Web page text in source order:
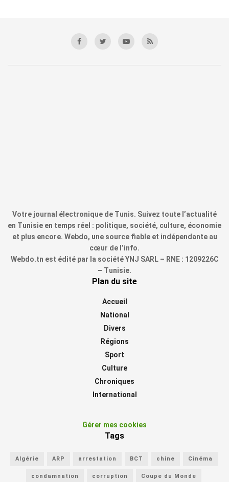
Votre journal électronique de Tunis. Suivez toute l’actualité
en Tunisie en temps réel : politique, société, culture, économie
et plus encore. Webdo, une source fiable et indépendante au
cœur de l’info.
Webdo.tn est édité par la société YNJ SARL – RNE : 1209226C
– Tunisie.
Plan du site
Accueil
National
Divers
Régions
Sport
Culture
Chroniques
International
Gérer mes cookies
Tags
Algérie ARP arrestation BCT chine Cinéma
condamnation corruption Coupe du Monde